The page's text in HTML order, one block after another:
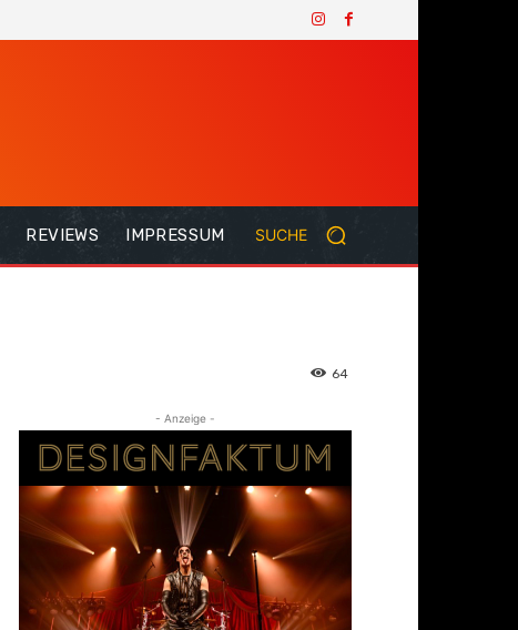
REVIEWS IMPRESSUM SUCHE
64
- Anzeige -